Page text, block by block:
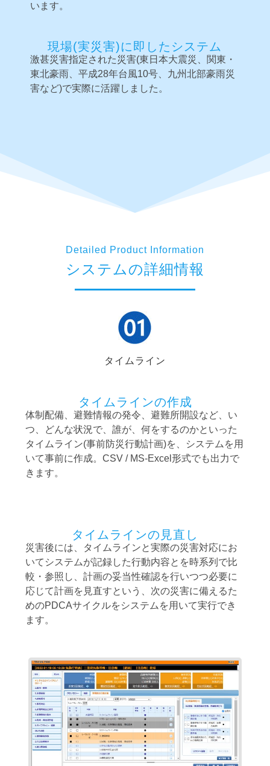
います。
現場(実災害)に即したシステム
激甚災害指定された災害(東日本大震災、関東・
東北豪雨、平成28年台風10号、九州北部豪雨災
害など)で実際に活躍しました。
Detailed Product Information
システムの詳細情報
タイムライン
タイムラインの作成
体制配備、避難情報の発令、避難所開設など、い
つ、どんな状況で、誰が、何をするのかといった
タイムライン(事前防災行動計画)を、システムを用
いて事前に作成。CSV / MS-Excel形式でも出力で
きます。
タイムラインの見直し
災害後には、タイムラインと実際の災害対応にお
いてシステムが記録した行動内容とを時系列で比
較・参照し、計画の妥当性確認を行いつつ必要に
応じて計画を見直すという、次の災害に備えるた
めのPDCAサイクルをシステムを用いて実行でき
ます。